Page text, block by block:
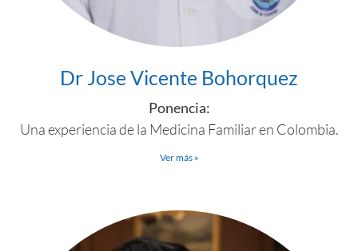
Dr Jose Vicente Bohorquez
Ponencia:
Una experiencia de la Medicina Familiar en Colombia.
Ver más »